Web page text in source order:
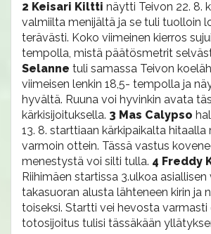
2 Keisari Kiltti näytti Teivon 22. 8.
valmiilta menijältä ja se tuli tuolloin
terävästi. Koko viimeinen kierros
tempolla, mistä päätösmetrit
Selanne tuli samassa Teivon
viimeisen lenkin 18,5- tempolla ja
hyvältä. Ruuna voi hyvinkin avata
kärkisijoituksella. 3 Mas Calypso
13. 8. starttiaan kärkipaikalta
varmoin ottein. Tässä vastus
menestystä voi silti tulla. 4 Freddy
Riihimäen startissa 3.ulkoa asiallisen
takasuoran alusta lähteneen kirin ja
toiseksi. Startti vei hevosta varmasti
totosijoitus tulisi tässäkään